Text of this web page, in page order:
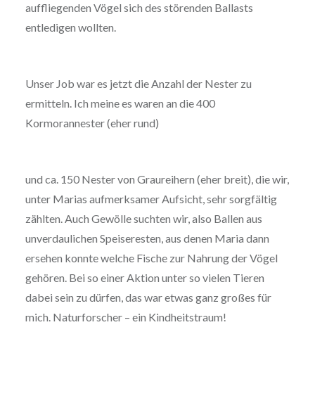
auffliegenden Vögel sich des störenden Ballasts
entledigen wollten.
Unser Job war es jetzt die Anzahl der Nester zu
ermitteln. Ich meine es waren an die 400
Kormorannester (eher rund)
und ca. 150 Nester von Graureihern (eher breit), die wir,
unter Marias aufmerksamer Aufsicht, sehr sorgfältig
zählten. Auch Gewölle suchten wir, also Ballen aus
unverdaulichen Speiseresten, aus denen Maria dann
ersehen konnte welche Fische zur Nahrung der Vögel
gehören. Bei so einer Aktion unter so vielen Tieren
dabei sein zu dürfen, das war etwas ganz großes für
mich. Naturforscher – ein Kindheitstraum!